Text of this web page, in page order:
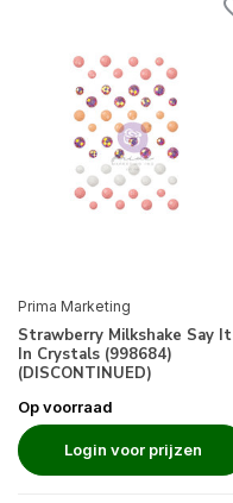
Prima Marketing
Strawberry Milkshake Say It
In Crystals (998684)
(DISCONTINUED)
Op voorraad
Login voor prijzen